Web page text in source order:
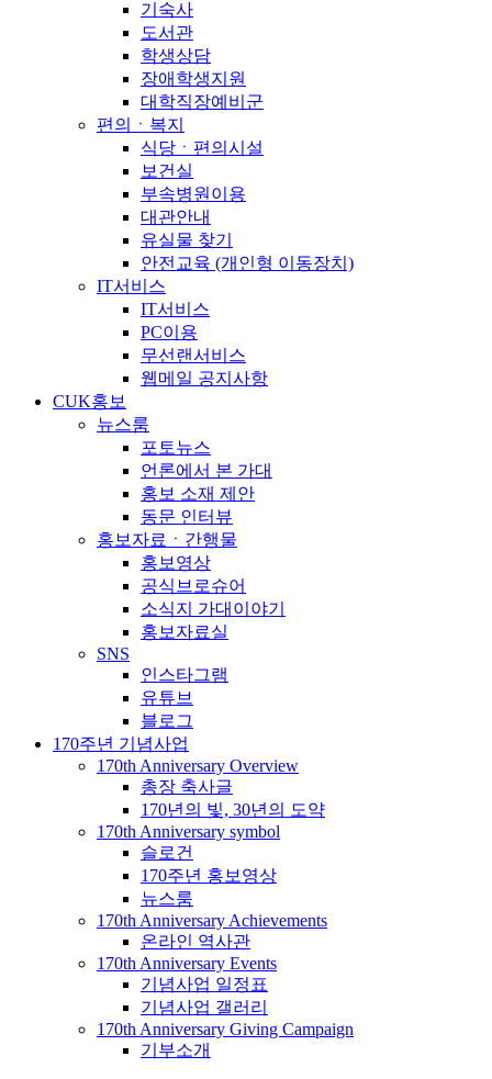
기숙사
도서관
학생상담
장애학생지원
대학직장예비군
편의ㆍ복지
식당ㆍ편의시설
보건실
부속병원이용
대관안내
유실물 찾기
안전교육 (개인형 이동장치)
IT서비스
IT서비스
PC이용
무선랜서비스
웹메일 공지사항
CUK홍보
뉴스룸
포토뉴스
언론에서 본 가대
홍보 소재 제안
동문 인터뷰
홍보자료ㆍ간행물
홍보영상
공식브로슈어
소식지 가대이야기
홍보자료실
SNS
인스타그램
유튜브
블로그
170주년 기념사업
170th Anniversary Overview
총장 축사글
170년의 빛, 30년의 도약
170th Anniversary symbol
슬로건
170주년 홍보영상
뉴스룸
170th Anniversary Achievements
온라인 역사관
170th Anniversary Events
기념사업 일정표
기념사업 갤러리
170th Anniversary Giving Campaign
기부소개